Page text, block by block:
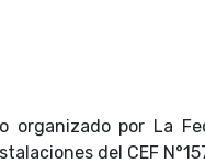
organizado por La
del CEF